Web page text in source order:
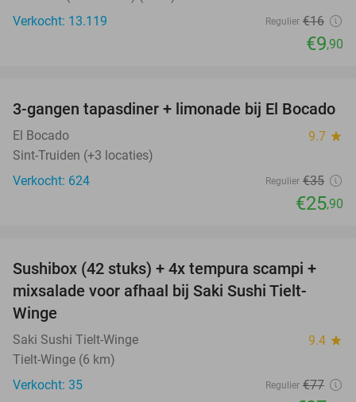
Verkocht: 13.119
Regulier €16
€9,90
26%
3-gangen tapasdiner + limonade bij El Bocado
El Bocado 9.7 star
Sint-Truiden (+3 locaties)
Verkocht: 624
Regulier €35
€25,90
51%
Sushibox (42 stuks) + 4x tempura scampi +
mixsalade voor afhaal bij Saki Sushi Tielt-
Winge
Saki Sushi Tielt-Winge 9.4 star
Tielt-Winge (6 km)
Verkocht: 35
Regulier €77